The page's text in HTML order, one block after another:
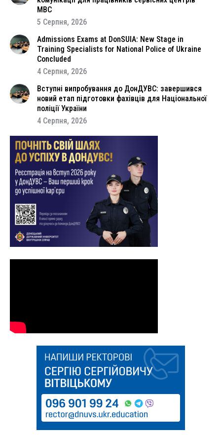
МВС
5 Серпня, 2026
Admissions Exams at DonSUIA: New Stage in
Training Specialists for National Police of Ukraine
Concluded
4 Серпня, 2026
Вступні випробування до ДонДУВС: завершився
новий етап підготовки фахівців для Національної
поліції України
4 Серпня, 2026